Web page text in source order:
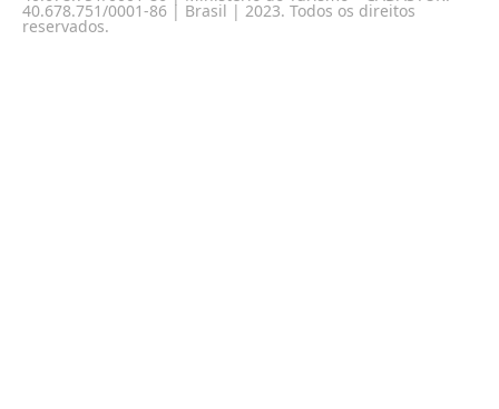
40.678.751/0001-86 | Brasil | 2023. Todos os direitos
reservados.